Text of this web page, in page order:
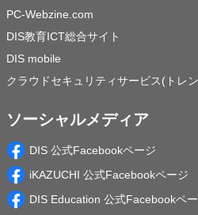
PC-Webzine.com
DIS教育ICT総合サイト
DIS mobile
クラウドセキュリティサービス(トレ
ソーシャルメディア
DIS 公式Facebookページ
iKAZUCHI 公式Facebookページ
DIS Education 公式Facebookペ